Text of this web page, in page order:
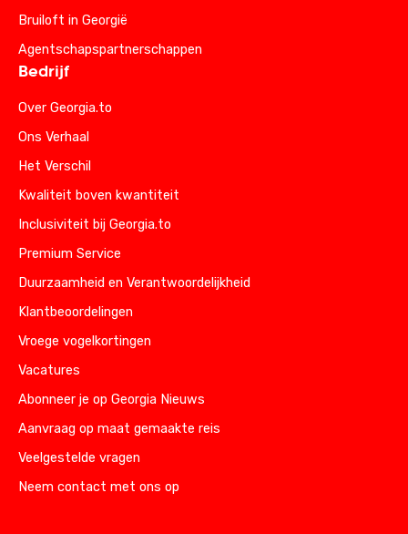
Bruiloft in Georgië
Agentschapspartnerschappen
Bedrijf
Over Georgia.to
Ons Verhaal
Het Verschil
Kwaliteit boven kwantiteit
Inclusiviteit bij Georgia.to
Premium Service
Duurzaamheid en Verantwoordelijkheid
Klantbeoordelingen
Vroege vogelkortingen
Vacatures
Abonneer je op Georgia Nieuws
Aanvraag op maat gemaakte reis
Veelgestelde vragen
Neem contact met ons op